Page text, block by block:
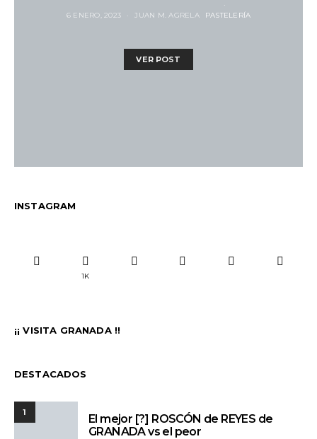
6 ENERO, 2023 JUAN M. AGRELA PASTELERÍA
VER POST
INSTAGRAM
1K
¡¡ VISITA GRANADA !!
DESTACADOS
1
El mejor [?] ROSCÓN de REYES de
GRANADA vs el peor